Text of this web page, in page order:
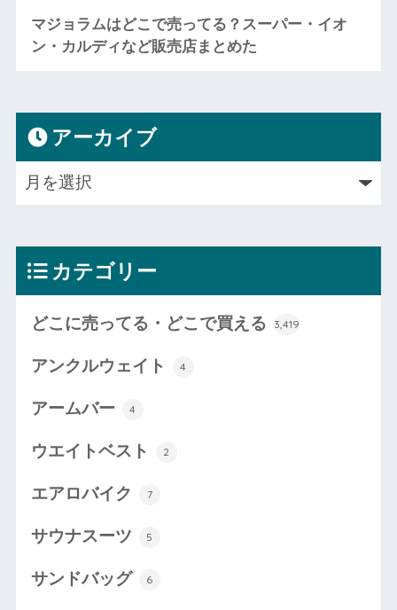
マジョラムはどこで売ってる？スーパー・イオ
ン・カルディなど販売店まとめた
アーカイブ
カテゴリー
どこに売ってる・どこで買える 3,419
アンクルウェイト 4
アームバー 4
ウエイトベスト 2
エアロバイク 7
サウナスーツ 5
サンドバッグ 6